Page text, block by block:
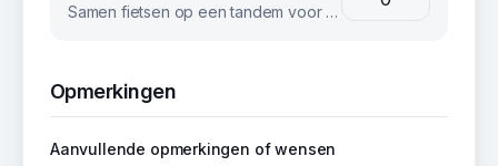
Samen fietsen op een tandem voor een unieke teambuilding ervaring.
Opmerkingen
Aanvullende opmerkingen of wensen